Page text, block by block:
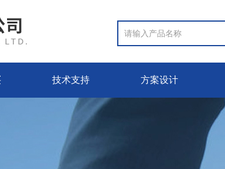
技术支持 方案设计